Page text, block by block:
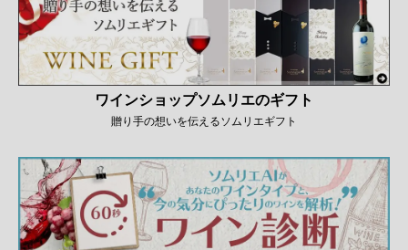
ワインショップソムリエのギフト
贈り手の想いを伝えるソムリエギフト